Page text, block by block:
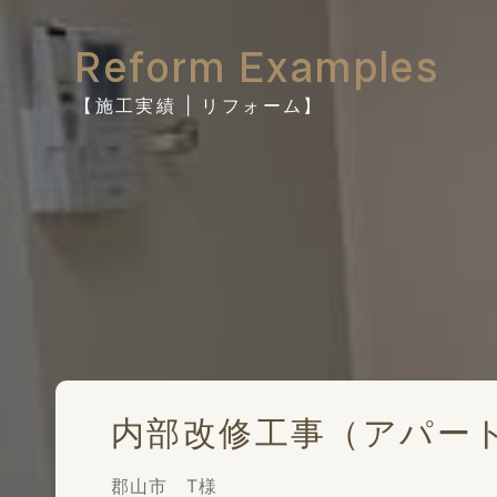
Reform Examples
【施工実績 | リフォーム】
内部改修工事（アパー
郡山市 T様